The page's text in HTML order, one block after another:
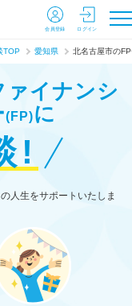
会員登録 ログイン
TOP 愛知県 北名古屋市の
ァイナンシ
(FP)に
!
人生をサポートいたしま